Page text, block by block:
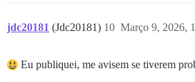
jdc20181 (Jdc20181) Março 9, 2026,
10
Eu publiquei, me avisem se tiverem